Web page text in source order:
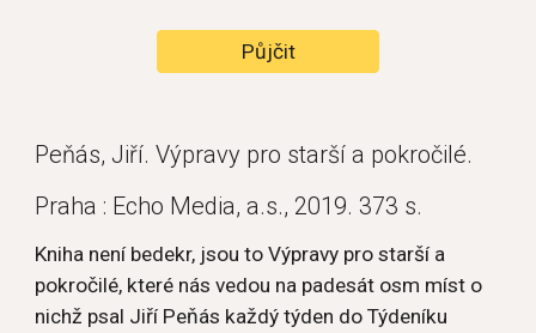
Půjčit
Peňás, Jiří. Výpravy pro starší a pokročilé.
Praha : Echo Media, a.s., 2019. 373 s.
Kniha není bedekr, jsou to Výpravy pro starší a
pokročilé, které nás vedou na padesát osm míst o
nichž psal Jiří Peňás každý týden do Týdeníku